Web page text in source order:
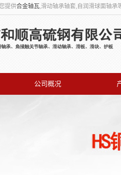
提供合金轴瓦,滑动轴承轴套,自润滑球面轴承
公司概况